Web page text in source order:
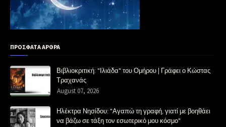
ΠΡΟΣΦΑΤΑ ΑΡΘΡΑ
Βιβλιοκριτική: "Ιλιάδα" του Ομήρου | Γράφει ο Κώστας
Τραχανάς
August 07, 2026
Ηλέκτρα Νησίδου: "Αγαπώ τη γραφή, γιατί με βοηθάει
να βάζω σε τάξη τον εσωτερικό μου κόσμο"